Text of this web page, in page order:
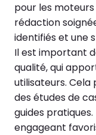
pour les
rédaction
identifiés et une
Il est important
qualité, qui
utilisateurs. Cela
des études de
guides
engageant